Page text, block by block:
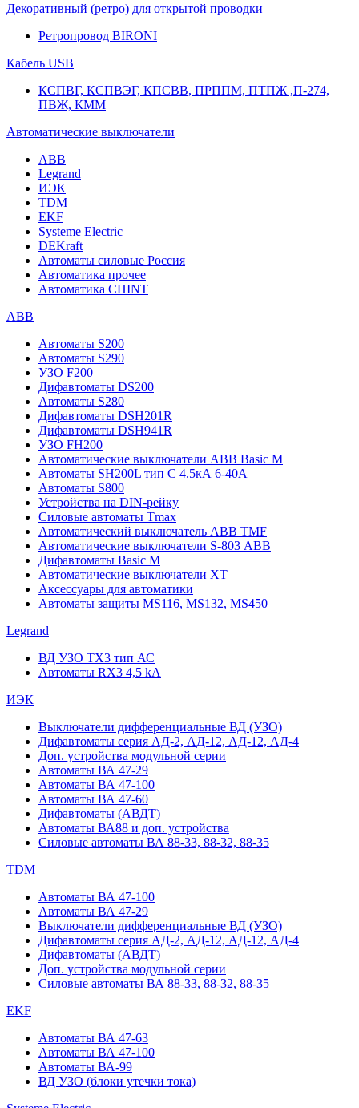
Декоративный (ретро) для открытой проводки
Ретропровод BIRONI
Кабель USB
КСПВГ, КСПВЭГ, КПСВВ, ПРППМ, ПТПЖ ,П-274,
ПВЖ, КММ
Автоматические выключатели
ABB
Legrand
ИЭК
TDM
EKF
Systeme Electric
DEKraft
Автоматы силовые Россия
Автоматика прочее
Автоматика CHINT
ABB
Автоматы S200
Автоматы S290
УЗО F200
Дифавтоматы DS200
Автоматы S280
Дифавтоматы DSH201R
Дифавтоматы DSH941R
УЗО FH200
Автоматические выключатели ABB Basic M
Автоматы SH200L тип С 4.5кА 6-40А
Автоматы S800
Устройства на DIN-рейку
Силовые автоматы Tmax
Автоматический выключатель ABB TMF
Автоматические выключатели S-803 АВВ
Дифавтоматы Basic M
Автоматические выключатели XT
Аксессуары для автоматики
Автоматы защиты MS116, MS132, MS450
Legrand
ВД УЗО TX3 тип АС
Автоматы RX3 4,5 kA
ИЭК
Выключатели дифференциальные ВД (УЗО)
Дифавтоматы серия АД-2, АД-12, АД-12, АД-4
Доп. устройства модульной серии
Автоматы ВА 47-29
Автоматы ВА 47-100
Автоматы ВА 47-60
Дифавтоматы (АВДТ)
Автоматы ВА88 и доп. устройства
Силовые автоматы ВА 88-33, 88-32, 88-35
TDM
Автоматы ВА 47-100
Автоматы ВА 47-29
Выключатели дифференциальные ВД (УЗО)
Дифавтоматы серия АД-2, АД-12, АД-12, АД-4
Дифавтоматы (АВДТ)
Доп. устройства модульной серии
Силовые автоматы ВА 88-33, 88-32, 88-35
EKF
Автоматы ВА 47-63
Автоматы ВА 47-100
Автоматы ВА-99
ВД УЗО (блоки утечки тока)